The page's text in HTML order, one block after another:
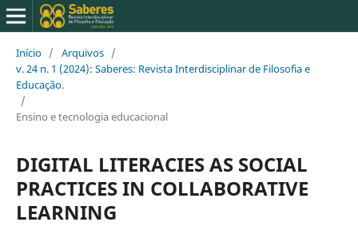
Início / Arquivos /
v. 24 n. 1 (2024): Saberes: Revista Interdisciplinar de Filosofia e
Educação.
/
Ensino e tecnologia educacional
DIGITAL LITERACIES AS SOCIAL
PRACTICES IN COLLABORATIVE
LEARNING